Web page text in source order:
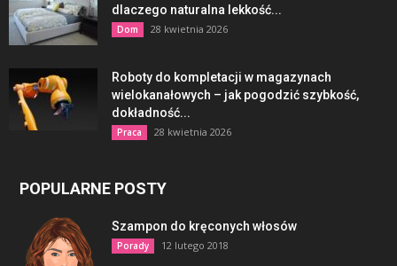
dlaczego naturalna lekkość...
Dom 28 kwietnia 2026
Roboty do kompletacji w magazynach
wielokanałowych – jak pogodzić szybkość,
dokładność...
Praca 28 kwietnia 2026
POPULARNE POSTY
Szampon do kręconych włosów
Porady 12 lutego 2018